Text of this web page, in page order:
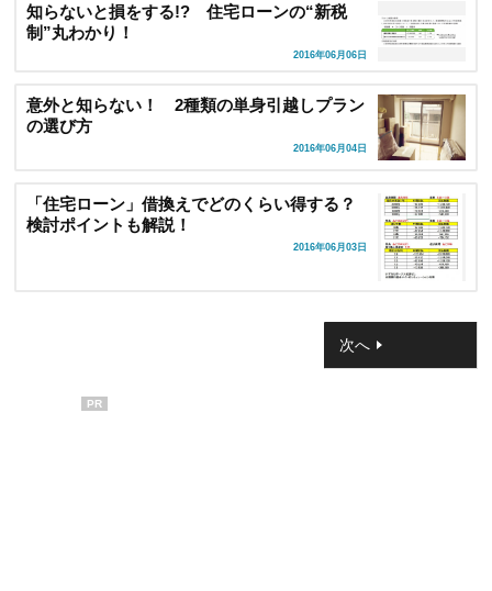
知らないと損をする!? 住宅ローンの“新税
制”丸わかり！
2016年06月06日
意外と知らない！ 2種類の単身引越しプラン
の選び方
2016年06月04日
「住宅ローン」借換えでどのくらい得する？
検討ポイントも解説！
2016年06月03日
次へ
PR